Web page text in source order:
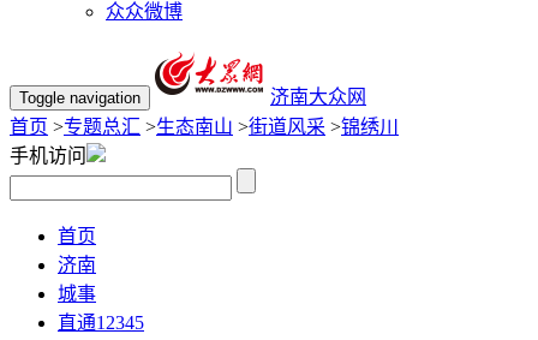
众众微博
Toggle navigation
济南大众网
首页 >专题总汇 >生态南山 >街道风采 >锦绣川
手机访问
首页
济南
城事
直通12345